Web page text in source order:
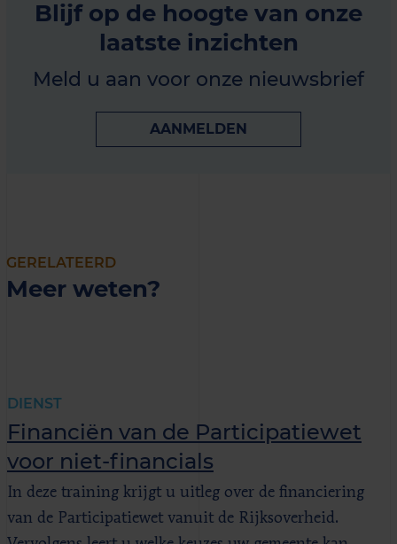
Blijf op de hoogte van onze
laatste inzichten
Meld u aan voor onze nieuwsbrief
AANMELDEN
GERELATEERD
Meer weten?
DIENST
Financiën van de Participatiewet
voor niet-financials
In deze training krijgt u uitleg over de financiering
van de Participatiewet vanuit de Rijksoverheid.